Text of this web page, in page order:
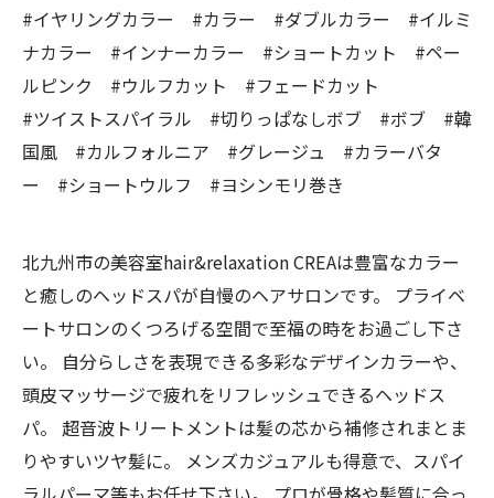
#イヤリングカラー #カラー #ダブルカラー #イルミ
ナカラー #インナーカラー #ショートカット #ペー
ルピンク #ウルフカット #フェードカット
#ツイストスパイラル #切りっぱなしボブ #ボブ #韓
国風 #カルフォルニア #グレージュ #カラーバタ
ー #ショートウルフ #ヨシンモリ巻き
北九州市の美容室hair&relaxation CREAは豊富なカラー
と癒しのヘッドスパが自慢のヘアサロンです。 プライベ
ートサロンのくつろげる空間で至福の時をお過ごし下さ
い。 自分らしさを表現できる多彩なデザインカラーや、
頭皮マッサージで疲れをリフレッシュできるヘッドス
パ。 超音波トリートメントは髪の芯から補修されまとま
りやすいツヤ髪に。 メンズカジュアルも得意で、スパイ